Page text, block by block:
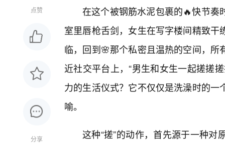
点赞
分享
在这个被钢筋水泥包裹的🔥快节奏
室里唇枪舌剑，女生在写字楼间精致
临，回到🌸那个私密且温热的空间，
近社交平台上，“男生和女生一起搓搓
力的生活仪式？它不仅仅是洗澡时的
喻。
这种“搓”的动作，首先源于一种